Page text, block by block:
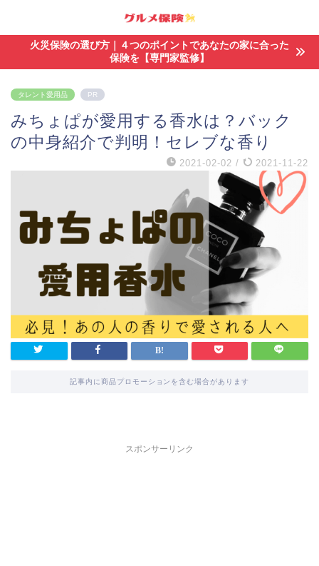
火災保険の選び方｜４つのポイントであなたの家に合った
保険を【専門家監修】
タレント愛用品 PR
みちょぱが愛用する香水は？バック
の中身紹介で判明！セレブな香り
2021-02-02 / 2021-11-22
記事内に商品プロモーションを含む場合があります
スポンサーリンク